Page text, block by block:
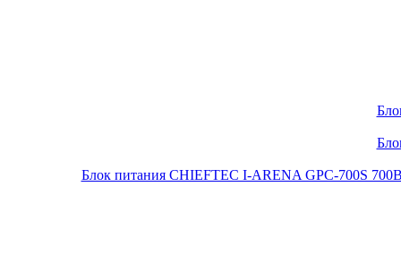
Блок питания CHIEFTEC I-ARENA GPC-700S